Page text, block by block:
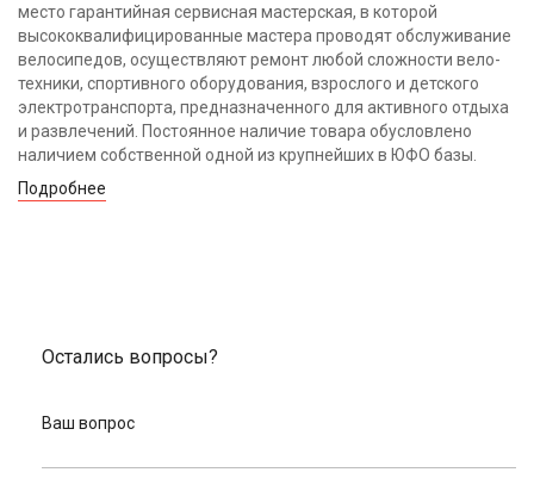
место гарантийная сервисная мастерская, в которой
высококвалифицированные мастера проводят обслуживание
велосипедов, осуществляют ремонт любой сложности вело-
техники, спортивного оборудования, взрослого и детского
электротранспорта, предназначенного для активного отдыха
и развлечений. Постоянное наличие товара обусловлено
наличием собственной одной из крупнейших в ЮФО базы.
Подробнее
Остались вопросы?
Ваш вопрос